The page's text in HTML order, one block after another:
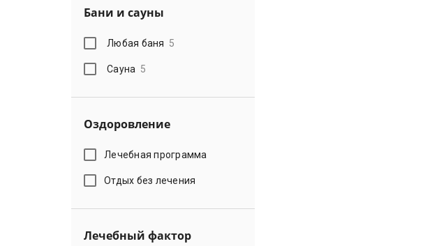
Бани и сауны
Любая баня 5
Сауна 5
Оздоровление
Лечебная программа
Отдых без лечения
Лечебный фактор